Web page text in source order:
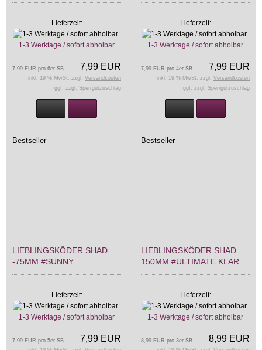
Lieferzeit:
1-3 Werktage / sofort abholbar
7,99 EUR
7,99 EUR pro 6er SB
inkl. 19 % MwSt. zzgl. Versandkosten
ggf. zzgl. Sperrgutzuschlag
Lieferzeit:
1-3 Werktage / sofort abholbar
7,99 EUR
7,99 EUR pro 4er SB
inkl. 19 % MwSt. zzgl. Versandkosten
ggf. zzgl. Sperrgutzuschlag
Bestseller
LIEBLINGSKÖDER SHAD
-75MM #SUNNY
Lieferzeit:
1-3 Werktage / sofort abholbar
7,99 EUR
7,99 EUR pro 5er SB
Bestseller
LIEBLINGSKÖDER SHAD
150MM #ULTIMATE KLAR
Lieferzeit:
1-3 Werktage / sofort abholbar
8,99 EUR
8,99 EUR pro 3er SB